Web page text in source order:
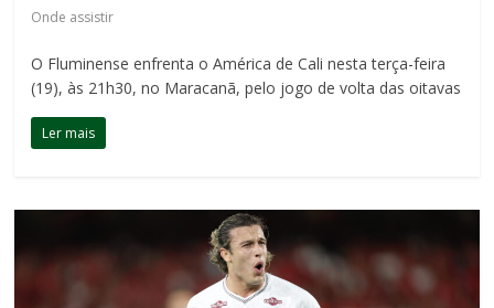
Onde assistir
O Fluminense enfrenta o América de Cali nesta terça-feira
(19), às 21h30, no Maracanã, pelo jogo de volta das oitavas
Ler mais